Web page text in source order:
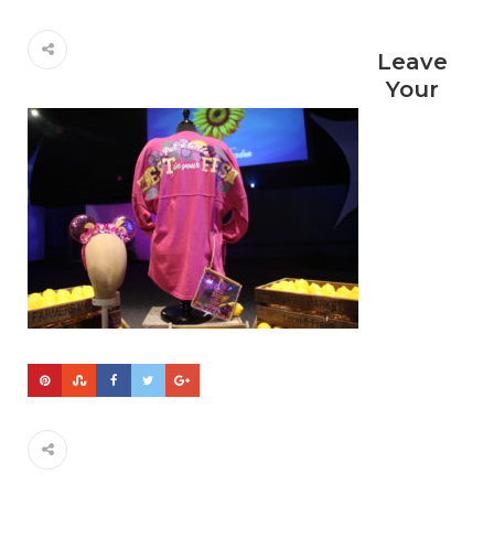
Leave
Your